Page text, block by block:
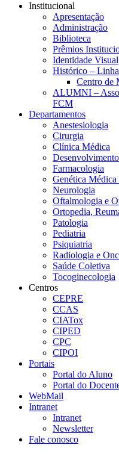
Institucional
Apresentação
Administração
Biblioteca
Prêmios
Identidade Visual
Histórico –
Centro de
ALUMNI –
FCM
Departamentos
Anestesiologia
Cirurgia
Clínica Médica
Farmacologia
Genética
Neurologia
Oftalmologia e
Ortopedia,
Patologia
Pediatria
Psiquiatria
Radiologia e
Saúde Coletiva
Tocoginecologia
Centros
CEPRE
CCAS
CIATox
CIPED
CPC
CIPOI
Portais
Portal do Aluno
Portal do
WebMail
Intranet
Intranet
Newsletter
Fale conosco